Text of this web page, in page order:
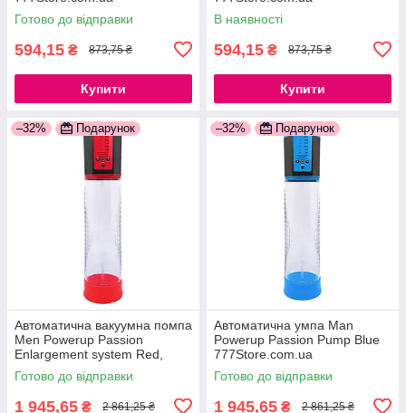
Готово до відправки
594,15 ₴ 873,75 ₴
Купити
В наявності
594,15 ₴ 873,75 ₴
Купити
–32% Подарунок
Автоматична вакуумна помпа
Men Powerup Passion
Enlargement system Red,
перезаряджувана, 5 режимів
777Store.com.ua
Готово до відправки
1 945,65 ₴ 2 861,25 ₴
–32% Подарунок
Автоматична умпа Man
Powerup Passion Pump Blue
777Store.com.ua
Готово до відправки
1 945,65 ₴ 2 861,25 ₴